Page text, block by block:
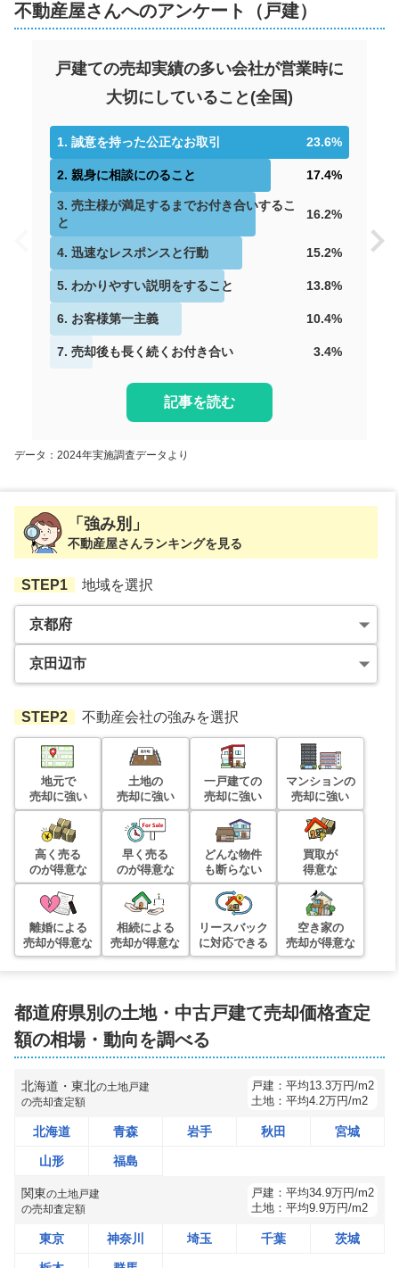
不動産屋さんへのアンケート（戸建）
戸建ての売却実績の多い会社が営業時に
大切にしていること (全国)
1. 誠意を持った公正なお取引 23.6%
2. 親身に相談にのること 17.4%
3. 売主様が満足するまでお付き合いするこ
と
16.2%
4. 迅速なレスポンスと行動 15.2%
5. わかりやすい説明をすること 13.8%
6. お客様第一主義 10.4%
7. 売却後も長く続くお付き合い 3.4%
記事を読む
データ：2024年実施調査データより
「強み別」
不動産屋さんランキングを見る
STEP1 地域を選択
STEP2 不動産会社の強みを選択
地元で
売却に強い
土地の
売却に強い
一戸建ての
売却に強い
マンションの
売却に強い
高く売る
のが得意な
早く売る
のが得意な
どんな物件
も断らない
買取が
得意な
離婚による
売却が得意な
相続による
売却が得意な
リースバック
に対応できる
空き家の
売却が得意な
都道府県別の土地・中古戸建て売却価格査定
額の相場・動向を調べる
北海道・東北の土地戸建
の売却査定額
戸建： 平均13.3万円/m2
土地： 平均4.2万円/m2
北海道 青森 岩手 秋田 宮城
山形 福島
関東の土地戸建
の売却査定額
戸建： 平均34.9万円/m2
土地： 平均9.9万円/m2
東京 神奈川 埼玉 千葉 茨城